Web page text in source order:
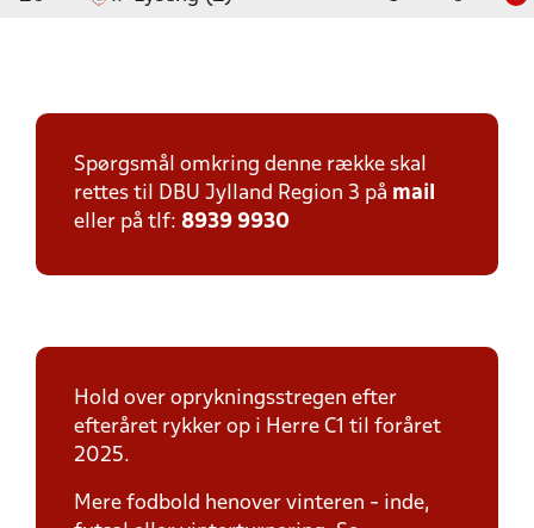
Spørgsmål omkring denne række skal
rettes til DBU Jylland Region 3 på mail
eller på tlf: 8939 9930
Hold over oprykningsstregen efter
efteråret rykker op i Herre C1 til foråret
2025.
Mere fodbold henover vinteren - inde,